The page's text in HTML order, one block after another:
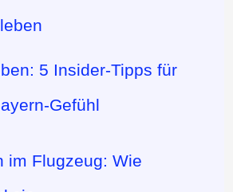
5 Insider-Tipps für
Gefühl